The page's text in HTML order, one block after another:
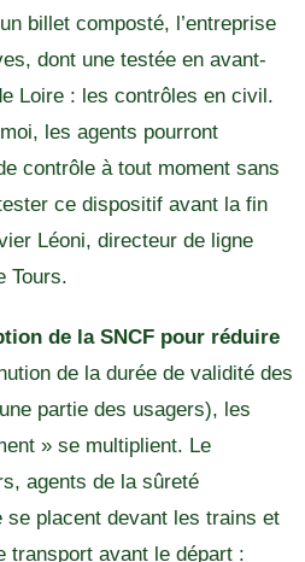
billet composté, l’entreprise
dont une testée en avant-
Loire : les contrôles en civil.
les agents pourront
contrôle à tout moment sans
ce dispositif avant la fin
Léoni, directeur de ligne
Tours.
de la SNCF pour réduire
de la durée de validité des
partie des usagers), les
» se multiplient. Le
agents de la sûreté
placent devant les trains et
transport avant le départ :